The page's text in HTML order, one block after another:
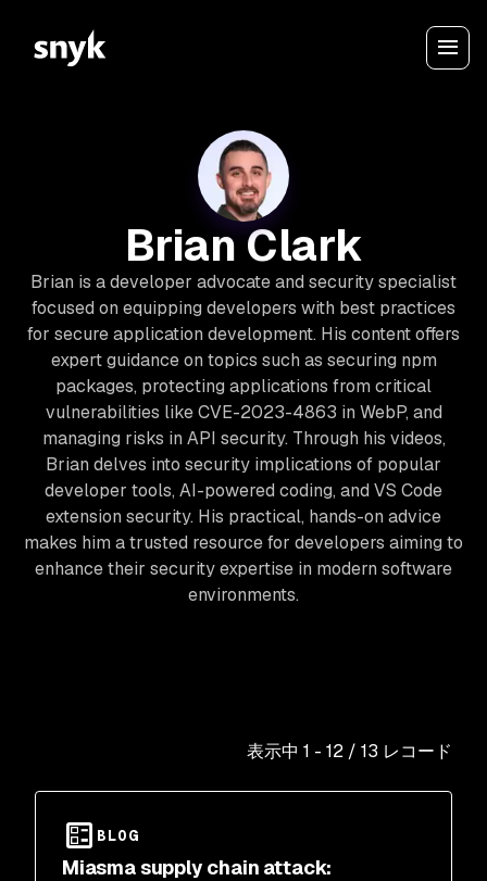
Brian Clark
Brian is a developer advocate and security specialist
focused on equipping developers with best practices
for secure application development. His content offers
expert guidance on topics such as securing npm
packages, protecting applications from critical
vulnerabilities like CVE-2023-4863 in WebP, and
managing risks in API security. Through his videos,
Brian delves into security implications of popular
developer tools, AI-powered coding, and VS Code
extension security. His practical, hands-on advice
makes him a trusted resource for developers aiming to
enhance their security expertise in modern software
environments.
表示中 1 - 12 / 13 レコード
BLOG
Miasma supply chain attack: